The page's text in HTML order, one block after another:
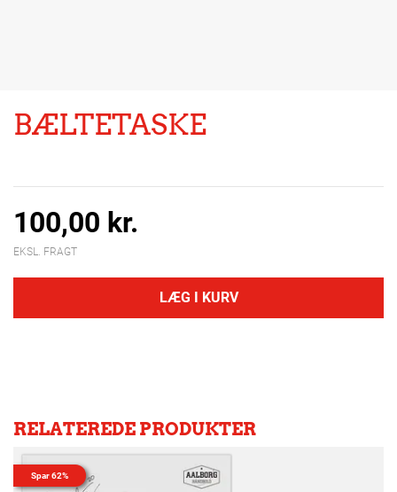
BÆLTETASKE
100,00 kr.
EKSL. FRAGT
LÆG I KURV
RELATEREDE PRODUKTER
Spar 62%